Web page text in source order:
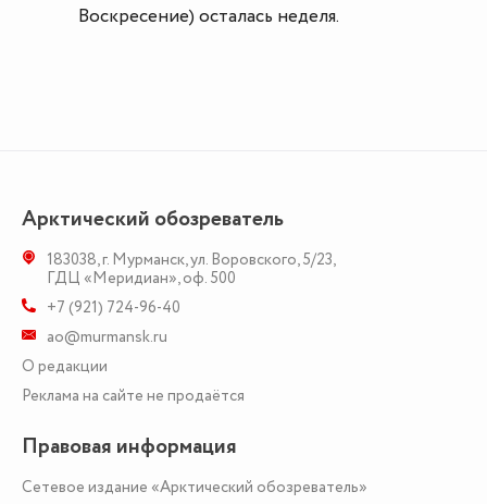
Воскресение) осталась неделя.
Арктический обозреватель
183038,г. Мурманск,ул. Воровского, 5/23,
ГДЦ «Меридиан», оф. 500
+7 (921) 724-96-40
ao@murmansk.ru
О редакции
Реклама на сайте не продаётся
Правовая информация
Сетевое издание «Арктический обозреватель»